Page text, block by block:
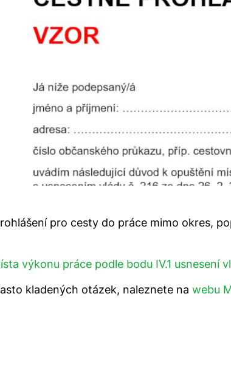
pro cesty do práce mimo okres,
výkonu práce podle bodu IV.1 usnesení
kladených otázek, naleznete na webu